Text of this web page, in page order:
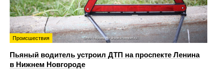
Происшествия
Пьяный водитель устроил ДТП на проспекте Ленина
в Нижнем Новгороде